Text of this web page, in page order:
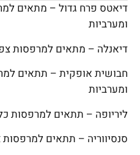
דיאטס פרח גדול – מתאים
ומערביות
דיאנלה – מתאים למרפסות
חבושית אופקית – תתאים
ומערביות
ליריופה – תתאים למרפסות כל
סנסיווריה – תתאים למרפסות